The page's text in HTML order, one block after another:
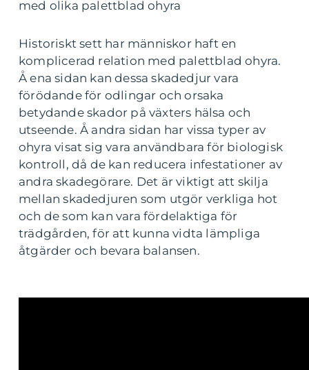
med olika palettblad ohyra
Historiskt sett har människor haft en
komplicerad relation med palettblad ohyra.
Å ena sidan kan dessa skadedjur vara
förödande för odlingar och orsaka
betydande skador på växters hälsa och
utseende. Å andra sidan har vissa typer av
ohyra visat sig vara användbara för biologisk
kontroll, då de kan reducera infestationer av
andra skadegörare. Det är viktigt att skilja
mellan skadedjuren som utgör verkliga hot
och de som kan vara fördelaktiga för
trädgården, för att kunna vidta lämpliga
åtgärder och bevara balansen.